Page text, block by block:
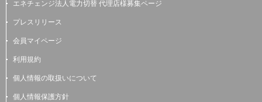
エネチェンジ法人電力切替 代理店様募集ページ
プレスリリース
会員マイページ
利用規約
個人情報の取扱いについて
個人情報保護方針